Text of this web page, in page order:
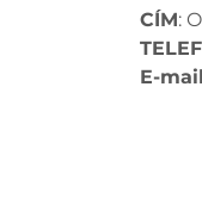
CÍM:
E-mail